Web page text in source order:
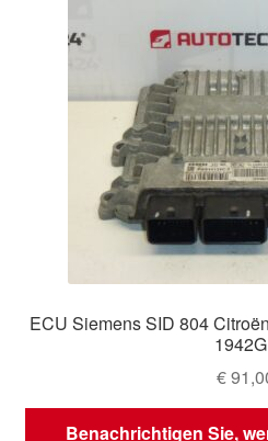
ECU Siemens SID 804
€
Benachrichtigen Sie,